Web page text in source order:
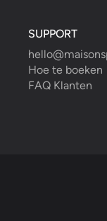
SUPPORT
Hoe te boeken
FAQ Klanten